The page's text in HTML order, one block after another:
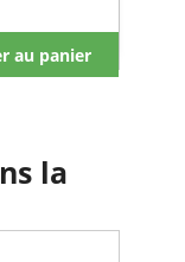
au panier
la